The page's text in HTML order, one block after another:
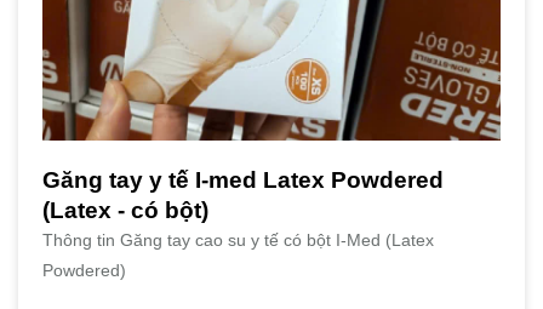
Găng tay y tế I-med Latex Powdered
(Latex - có bột)
Thông tin Găng tay cao su y tế có bột I-Med (Latex
Powdered)